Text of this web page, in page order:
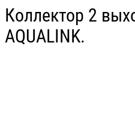
Коллектор 2
AQUALINK.